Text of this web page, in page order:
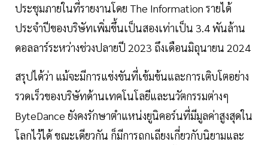
ประชุมภายในที่รายงานโดย The Information รายได้
ประจำปีของบริษัทเพิ่มขึ้นเป็นสองเท่าเป็น 3.4 พันล้าน
ดอลลาร์ระหว่างช่วงปลายปี 2023 ถึงเดือนมิถุนายน 2024
สรุปได้ว่า แม้จะมีการแข่งขันที่เข้มข้นและการเติบโตอย่าง
รวดเร็วของบริษัทด้านเทคโนโลยีและนวัตกรรมต่างๆ
ByteDance ยังคงรักษาตำแหน่งยูนิคอร์นที่มีมูลค่าสูงสุดใน
โลกไว้ได้ ขณะเดียวกัน ก็มีการถกเถียงเกี่ยวกับนิยามและ